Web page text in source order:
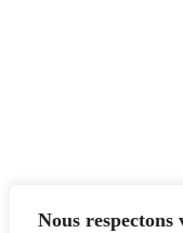
Nous